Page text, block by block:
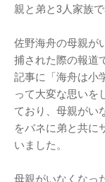
親と弟と3人家族
佐野海舟の母親が
捕された際の報道
記事に「海舟は小
って大変な思いを
ており、母親がい
をバネに弟と共に
いました。
母親がいなくなっ